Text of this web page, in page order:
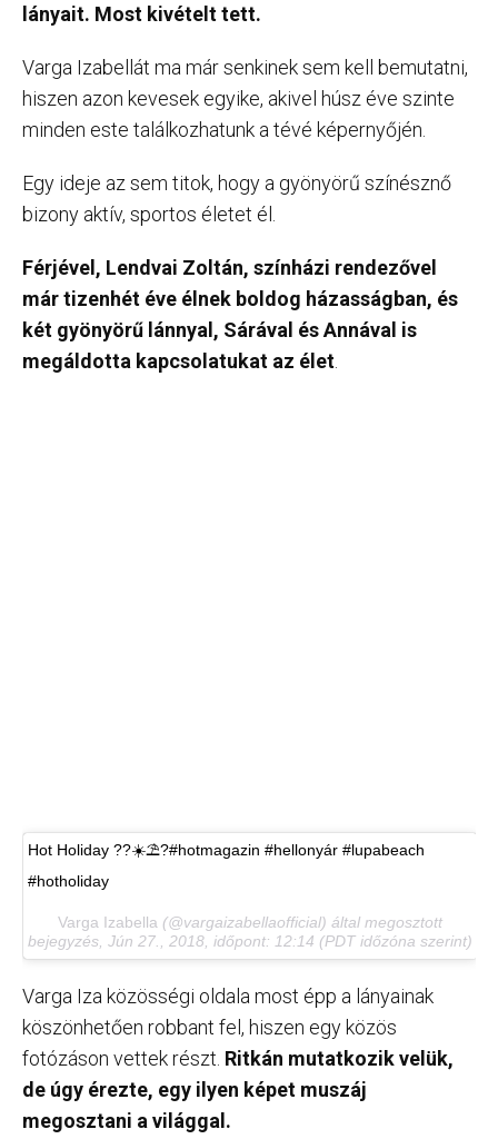
lányait. Most kivételt tett.
Varga Izabellát ma már senkinek sem kell bemutatni,
hiszen azon kevesek egyike, akivel húsz éve szinte
minden este találkozhatunk a tévé képernyőjén.
Egy ideje az sem titok, hogy a gyönyörű színésznő
bizony aktív, sportos életet él.
Férjével, Lendvai Zoltán, színházi rendezővel
már tizenhét éve élnek boldog házasságban, és
két gyönyörű lánnyal, Sárával és Annával is
megáldotta kapcsolatukat az élet
Hot Holiday ??☀️⛱?#hotmagazin #hellonyár #lupabeach
#hotholiday
Varga Izabella (@vargaizabellaofficial) által megosztott
bejegyzés, Jún 27., 2018, időpont: 12:14 (PDT időzóna szerint)
Varga Iza közösségi oldala most épp a lányainak
köszönhetően robbant fel, hiszen egy közös
fotózáson vettek részt. Ritkán mutatkozik velük,
de úgy érezte, egy ilyen képet muszáj
megosztani a világgal.